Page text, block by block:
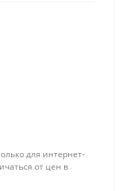
для интернет-
от цен в